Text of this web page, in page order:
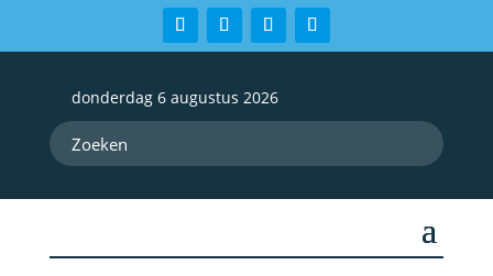
donderdag 6 augustus 2026